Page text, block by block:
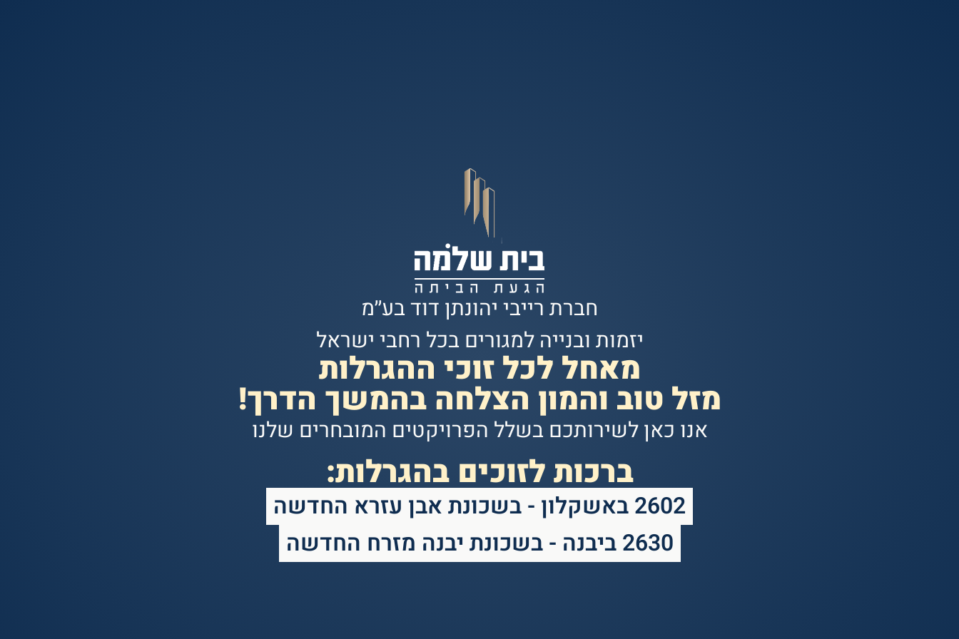
חברת רייבי יהונתן דוד בע׳׳מ
יזמות ובנייה למגורים בכל רחבי ישראל
מאחל לכל זוכי ההגרלות
מזל טוב והמון הצלחה בהמשך הדרך!
אנו כאן לשירותכם בשלל הפרויקטים המובחרים שלנו
ברכות לזוכים בהגרלות:
2602 באשקלון - בשכונת אבן עזרא החדשה
2630 ביבנה - בשכונת יבנה מזרח החדשה